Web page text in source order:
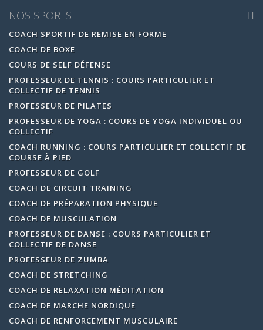
NOS SPORTS
COACH SPORTIF DE REMISE EN FORME
COACH DE BOXE
COURS DE SELF DÉFENSE
PROFESSEUR DE TENNIS : COURS PARTICULIER ET
COLLECTIF DE TENNIS
PROFESSEUR DE PILATES
PROFESSEUR DE YOGA : COURS DE YOGA INDIVIDUEL OU
COLLECTIF
COACH RUNNING : COURS PARTICULIER ET COLLECTIF DE
COURSE À PIED
PROFESSEUR DE GOLF
COACH DE CIRCUIT TRAINING
COACH DE PRÉPARATION PHYSIQUE
COACH DE MUSCULATION
PROFESSEUR DE DANSE : COURS PARTICULIER ET
COLLECTIF DE DANSE
PROFESSEUR DE ZUMBA
COACH DE STRETCHING
COACH DE RELAXATION MÉDITATION
COACH DE MARCHE NORDIQUE
COACH DE RENFORCEMENT MUSCULAIRE